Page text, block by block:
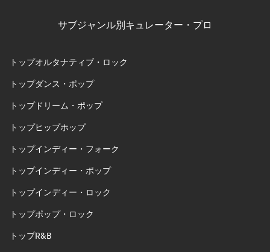
サブジャンル別キュレーター・プロ
トップオルタナティブ・ロック
トップダンス・ポップ
トップドリーム・ポップ
トップヒップホップ
トップインディー・フォーク
トップインディー・ポップ
トップインディー・ロック
トップポップ・ロック
トップR&B